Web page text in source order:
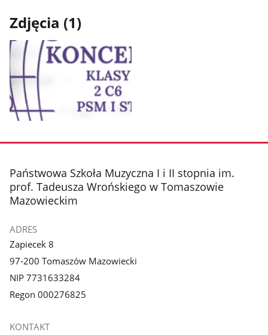
Zdjęcia (1)
zdjęcie
galerii.
stopka
Państwowa Szkoła Muzyczna I i II stopnia im.
prof. Tadeusza Wrońskiego w Tomaszowie
Mazowieckim
ADRES
Zapiecek 8
97-200 Tomaszów Mazowiecki
NIP 7731633284
Regon 000276825
KONTAKT